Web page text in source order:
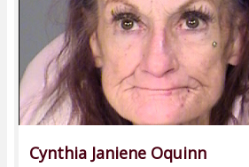
Cynthia Janiene Oquinn